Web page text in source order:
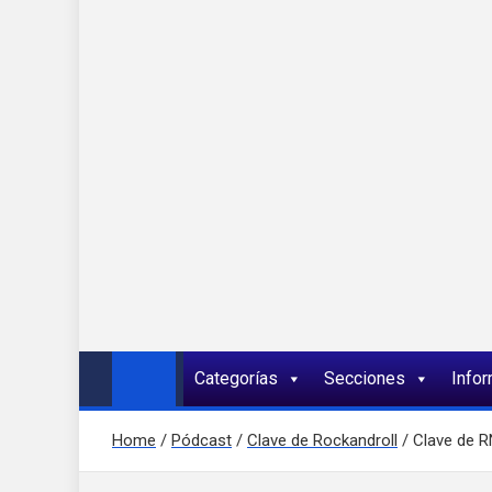
Categorías Secciones
Home Pódcast Clave de Rockandroll Clave de